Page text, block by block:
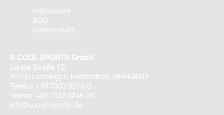
Impressum
AGB
Datenschutz
S.COOL SPORTS GmbH
Lange Straße 10,
89150 Laichingen-Feldstetten, GERMANY
Telefon +49 7333 9248-0
Telefax +49 7333 9248-20
info@scool-sports.de